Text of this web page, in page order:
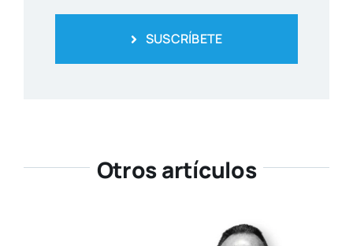
SUSCRÍBETE
Otros artículos